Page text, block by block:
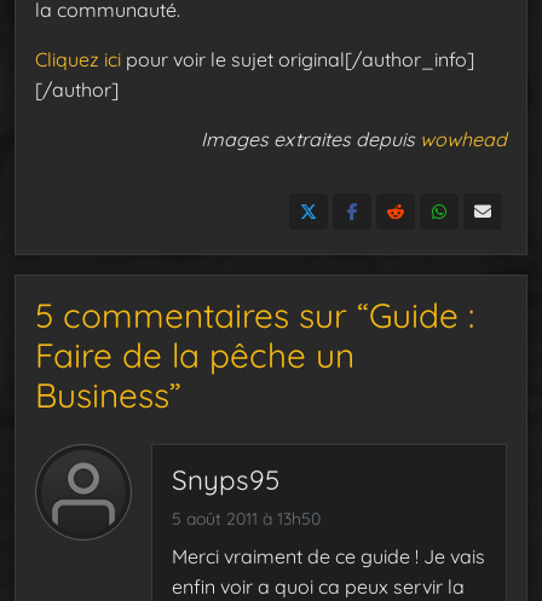
la communauté.
Cliquez ici pour voir le sujet original[/author_info]
[/author]
Images extraites depuis wowhead
5 commentaires sur “Guide :
Faire de la pêche un
Business”
Snyps95
5 août 2011 à 13h50
Merci vraiment de ce guide ! Je vais
enfin voir a quoi ca peux servir la